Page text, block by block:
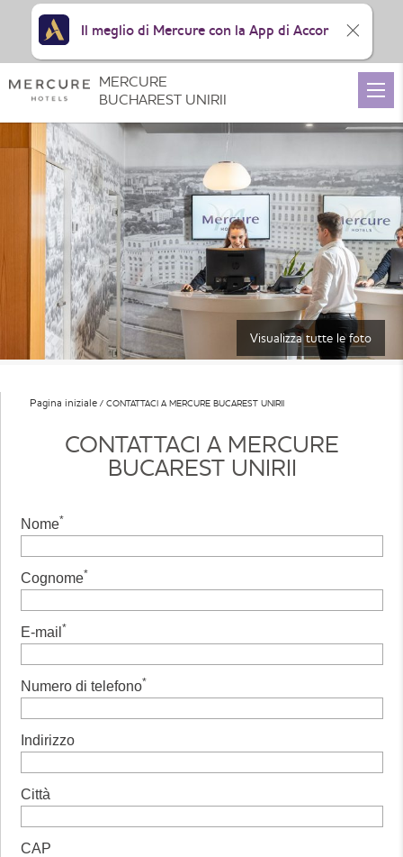
Visualizza tutte le foto
Pagina iniziale CONTATTACI A MERCURE BUCAREST UNIRII
CONTATTACI A MERCURE
BUCAREST UNIRII
Nome*
Cognome*
E-mail *
Numero di telefono*
Indirizzo
Città
CAP
MERCURE
BUCHAREST UNIRII
Il meglio di Mercure con la App di Accor